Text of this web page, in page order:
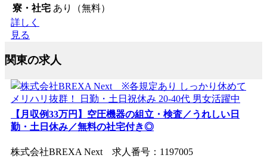
寮・社宅 あり（無料）
詳しく
見る
関東の求人
【月収例33万円】空圧機器の組立・検査／うれしい日
勤・土日休み／無料の社宅付き◎
株式会社BREXA Next 求人番号：1197005